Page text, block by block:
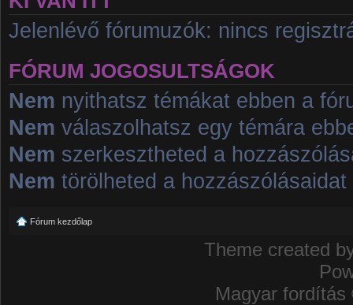
Jelenlévő fórumuzók: nincs
FÓRUM JOGOSULTSÁGOK
Nem nyithatsz témákat ebben a
Nem válaszolhatsz egy témára
Nem szerkesztheted a
Nem törölheted a
Fórum kezdőlap
Theme created
Magyar